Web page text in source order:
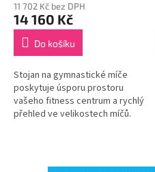
11 702 Kč bez DPH
14 160 Kč
Do košíku
Stojan na gymnastické míče
poskytuje úsporu prostoru
vašeho fitness centrum a rychlý
přehled ve velikostech míčů.